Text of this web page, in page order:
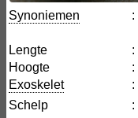
Synoniemen :
Lengte :
Hoogte
:
Exoskelet
:
Schelp :